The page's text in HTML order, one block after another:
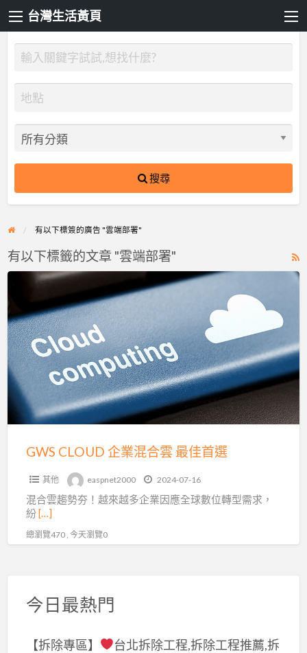
台灣生活黃頁
搜尋
有以下標簽的廣告 "雲端部署"
有以下標籤的文章 "雲端部署"
GWS
CLOUD
企
業
混
合
雲
最
佳
GWS CLOUD 企業混合雲 最佳首選
其他 easpnet2000 2024-07-16
混合雲趨勢夯！越來越多企業因應全球數位轉型需求，
紛 […]
總瀏覽470 , 今天瀏覽0
今日最熱門
【拆除專區】
台北拆除工程,拆除工程推薦,拆